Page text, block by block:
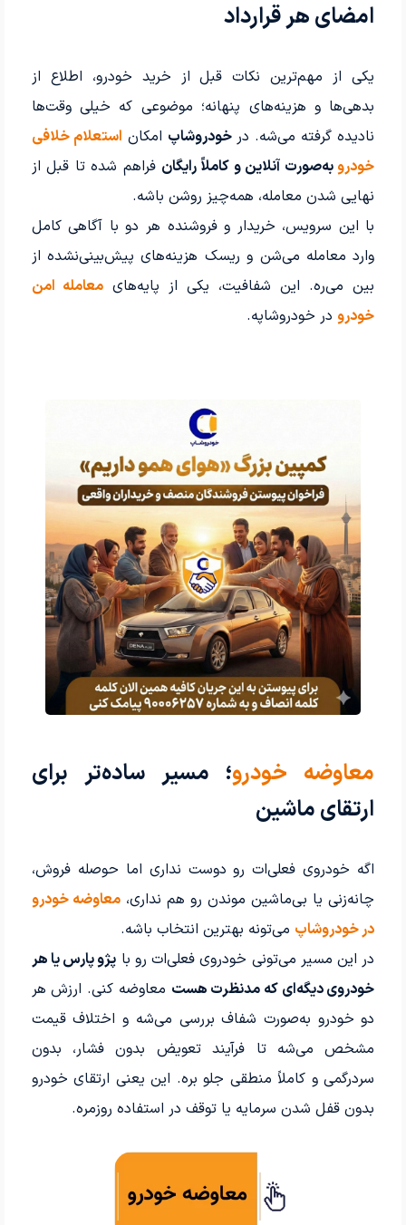
امضای هر قرارداد
یکی از مهم‌ترین نکات قبل از خرید خودرو، اطلاع از
بدهی‌ها و هزینه‌های پنهانه؛ موضوعی که خیلی وقت‌ها
نادیده گرفته می‌شه. درخودروشاپ امکان استعلام خلافی
خودروبه‌صورت آنلاین و کاملاً رایگان فراهم شده تا قبل از
نهایی شدن معامله، همه‌چیز روشن باشه.
با این سرویس، خریدار و فروشنده هر دو با آگاهی کامل
وارد معامله می‌شن و ریسک هزینه‌های پیش‌بینی‌نشده از
بین می‌ره. این شفافیت، یکی از پایه‌هایمعامله امن
خودرودر خودروشاپه.
معاوضه خودرو؛ مسیر ساده‌تر برای
ارتقای ماشین
اگه خودروی فعلی‌ات رو دوست نداری اما حوصله فروش،
چانه‌زنی یا بی‌ماشین موندن رو هم نداری،معاوضه خودرو
در خودروشاپ می‌تونه بهترین انتخاب باشه.
در این مسیر می‌تونی خودروی فعلی‌ات رو با پژو پارس یا هر
خودروی دیگه‌ای که مدنظرت هست معاوضه کنی. ارزش هر
دو خودرو به‌صورت شفاف بررسی می‌شه و اختلاف قیمت
مشخص می‌شه تا فرآیند تعویض بدون فشار، بدون
سردرگمی و کاملاً منطقی جلو بره. این یعنی ارتقای خودرو
بدون قفل شدن سرمایه یا توقف در استفاده روزمره.